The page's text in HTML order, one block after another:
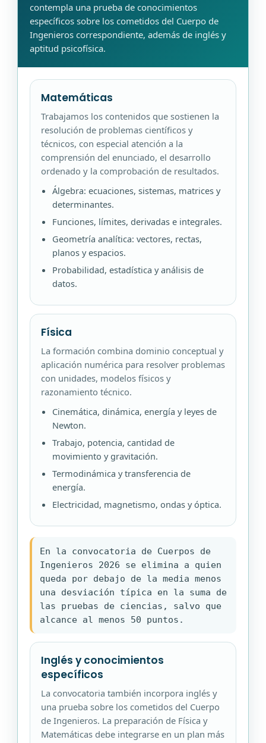
contempla una prueba de conocimientos
específicos sobre los cometidos del Cuerpo de
Ingenieros correspondiente, además de inglés y
aptitud psicofísica.
Matemáticas
Trabajamos los contenidos que sostienen la
resolución de problemas científicos y
técnicos, con especial atención a la
comprensión del enunciado, el desarrollo
ordenado y la comprobación de resultados.
Álgebra: ecuaciones, sistemas, matrices y
determinantes.
Funciones, límites, derivadas e integrales.
Geometría analítica: vectores, rectas,
planos y espacios.
Probabilidad, estadística y análisis de
datos.
Física
La formación combina dominio conceptual y
aplicación numérica para resolver problemas
con unidades, modelos físicos y
razonamiento técnico.
Cinemática, dinámica, energía y leyes de
Newton.
Trabajo, potencia, cantidad de
movimiento y gravitación.
Termodinámica y transferencia de
energía.
Electricidad, magnetismo, ondas y óptica.
En la convocatoria de Cuerpos de
Ingenieros 2026 se elimina a quien
queda por debajo de la media menos
una desviación típica en la suma de
las pruebas de ciencias, salvo que
alcance al menos 50 puntos.
Inglés y conocimientos
específicos
La convocatoria también incorpora inglés y
una prueba sobre los cometidos del Cuerpo
de Ingenieros. La preparación de Física y
Matemáticas debe integrarse en un plan más